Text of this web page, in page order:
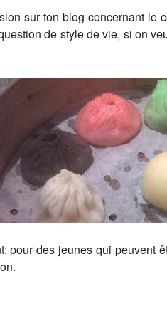
sur ton blog concernant le
de style de vie, si on
pour des jeunes qui peuvent